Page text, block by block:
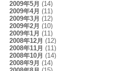
2009年5月 (14)
2009年4月 (11)
2009年3月 (12)
2009年2月 (10)
2009年1月 (11)
2008年12月 (12)
2008年11月 (11)
2008年10月 (14)
2008年9月 (14)